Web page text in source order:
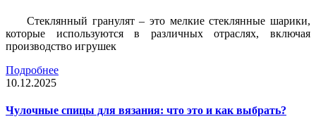
Стеклянный гранулят – это мелкие стеклянные шарики,
которые используются в различных отраслях, включая
производство игрушек
Подробнее
10.12.2025
Чулочные спицы для вязания: что это и как выбрать?